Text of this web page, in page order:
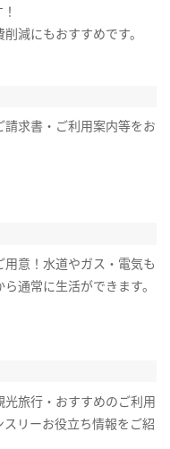
減にもおすすめです。
求書・ご利用案内等をお
意！水道やガス・電気も
通常に生活ができます。
旅行・おすすめのご利用
リーお役立ち情報をご紹